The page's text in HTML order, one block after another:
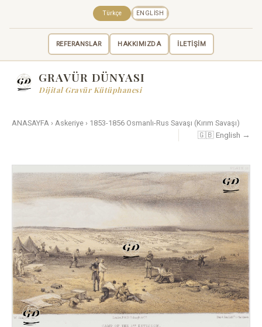
REFERANSLAR HAKKIMIZDA İLETİŞİM
Türkçe ENGLISH
GRAVÜR DÜNYASI
Dijital Gravür Kütüphanesi
ANASAYFA › Askeriye › 1853-1856 Osmanlı-Rus Savaşı (Kırım Savaşı)
🇬🇧 English →